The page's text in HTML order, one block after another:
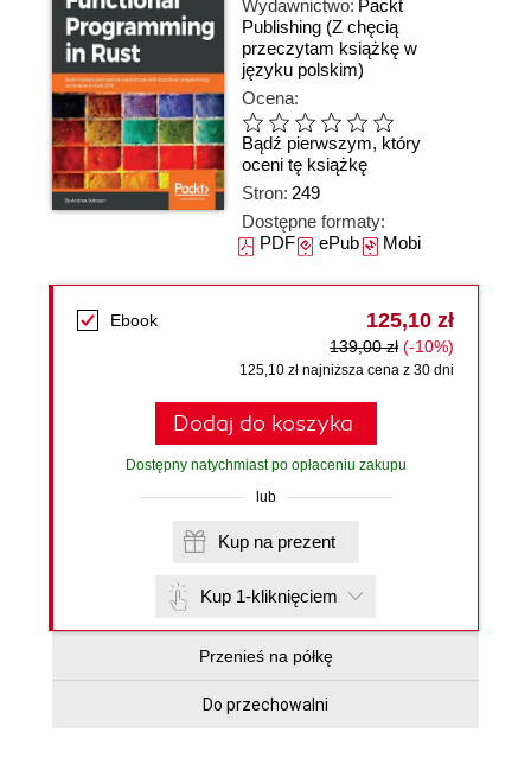
Wydawnictwo: Packt
Publishing (Z chęcią
przeczytam książkę w
języku polskim)
Ocena:
Bądź pierwszym, który
oceni tę książkę
Stron: 249
Dostępne formaty:
PDFePubMobi
Ebook 125,10 zł
139,00 zł (-10%)
125,10 zł najniższa cena z 30 dni
Dodaj do koszyka
Dostępny natychmiast po opłaceniu zakupu
lub
Kup na prezent
Kup 1-kliknięciem
Przenieś na półkę
Do przechowalni